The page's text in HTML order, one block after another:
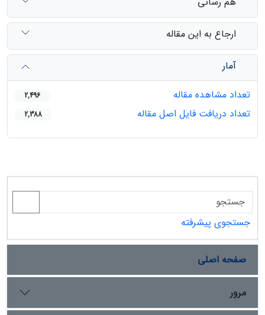
ارجاع به این مقاله
آمار
تعداد مشاهده مقاله
2,496
تعداد دریافت فایل اصل مقاله 2,388
جستجوی پیشرفته
صفحه اصلی
مرور